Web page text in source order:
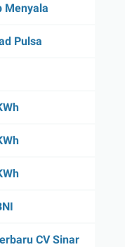
Menyala
Pulsa
CV Sinar